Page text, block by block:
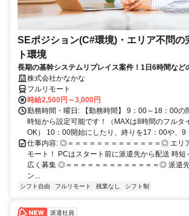
SEポジション(C#環境)・エリア不問の
ト環境
長期の基幹システムリプレイス案件！1日6時間など
すし、フルタイムもOK。希望のままにシフト設定！
株式会社かなかな
フルリモート
時給2,500円～3,000円
勤務時間・曜日: 【勤務時間】 9：00～18：00の
時短から設定可能です！（MAXは8時間のフルタ
OK） 10：00開始にしたり、終りを17：00や、9
仕事内容: ◎＝＝＝＝＝＝＝＝＝＝＝＝＝◎ エリ
モート！ PCはスタート前に派遣先から配送 時短
広く募集 ◎＝＝＝＝＝＝＝＝＝＝＝＝＝◎ 派遣
ン...
シフト自由 フルリモート 残業なし シフト制
派遣社員